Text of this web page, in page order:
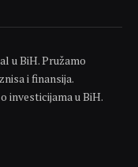
u BiH. Pružamo
i finansija.
investicijama u BiH.